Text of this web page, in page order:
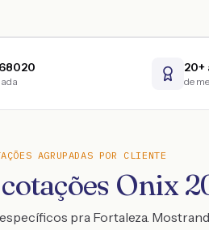
20+
de
AGRUPADAS POR CLIENTE
Onix
pra Fortaleza.